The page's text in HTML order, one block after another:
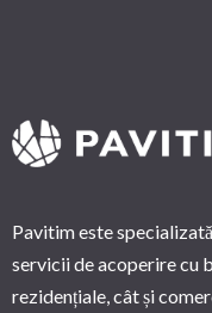
Pavitim este
servicii de acoperire cu
rezidențiale, cât și